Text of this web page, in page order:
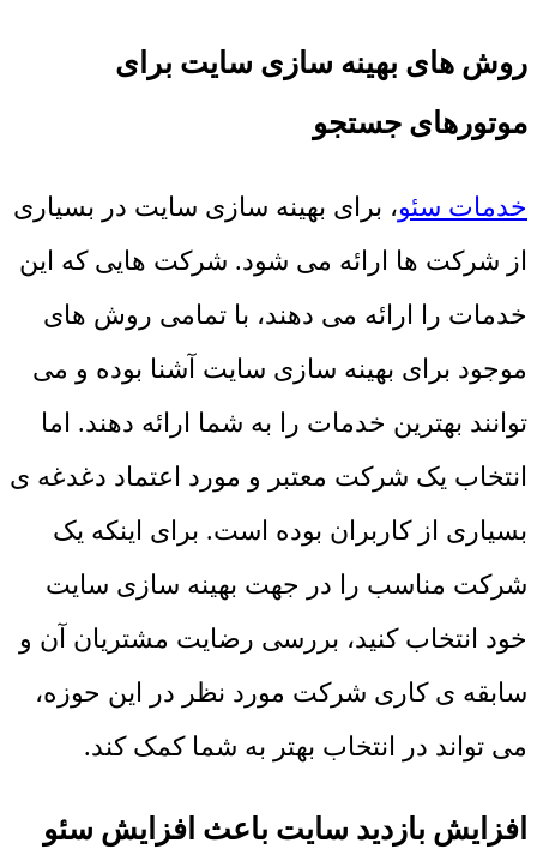
روش های بهینه سازی سایت برای
موتورهای جستجو
خدمات سئو، برای بهینه سازی سایت در بسیاری
از شرکت ها ارائه می شود. شرکت هایی که این
خدمات را ارائه می دهند، با تمامی روش های
موجود برای بهینه سازی سایت آشنا بوده و می
توانند بهترین خدمات را به شما ارائه دهند. اما
انتخاب یک شرکت معتبر و مورد اعتماد دغدغه ی
بسیاری از کاربران بوده است. برای اینکه یک
شرکت مناسب را در جهت بهینه سازی سایت
خود انتخاب کنید، بررسی رضایت مشتریان آن و
سابقه ی کاری شرکت مورد نظر در این حوزه،
می تواند در انتخاب بهتر به شما کمک کند.
افزایش بازدید سایت باعث افزایش سئو